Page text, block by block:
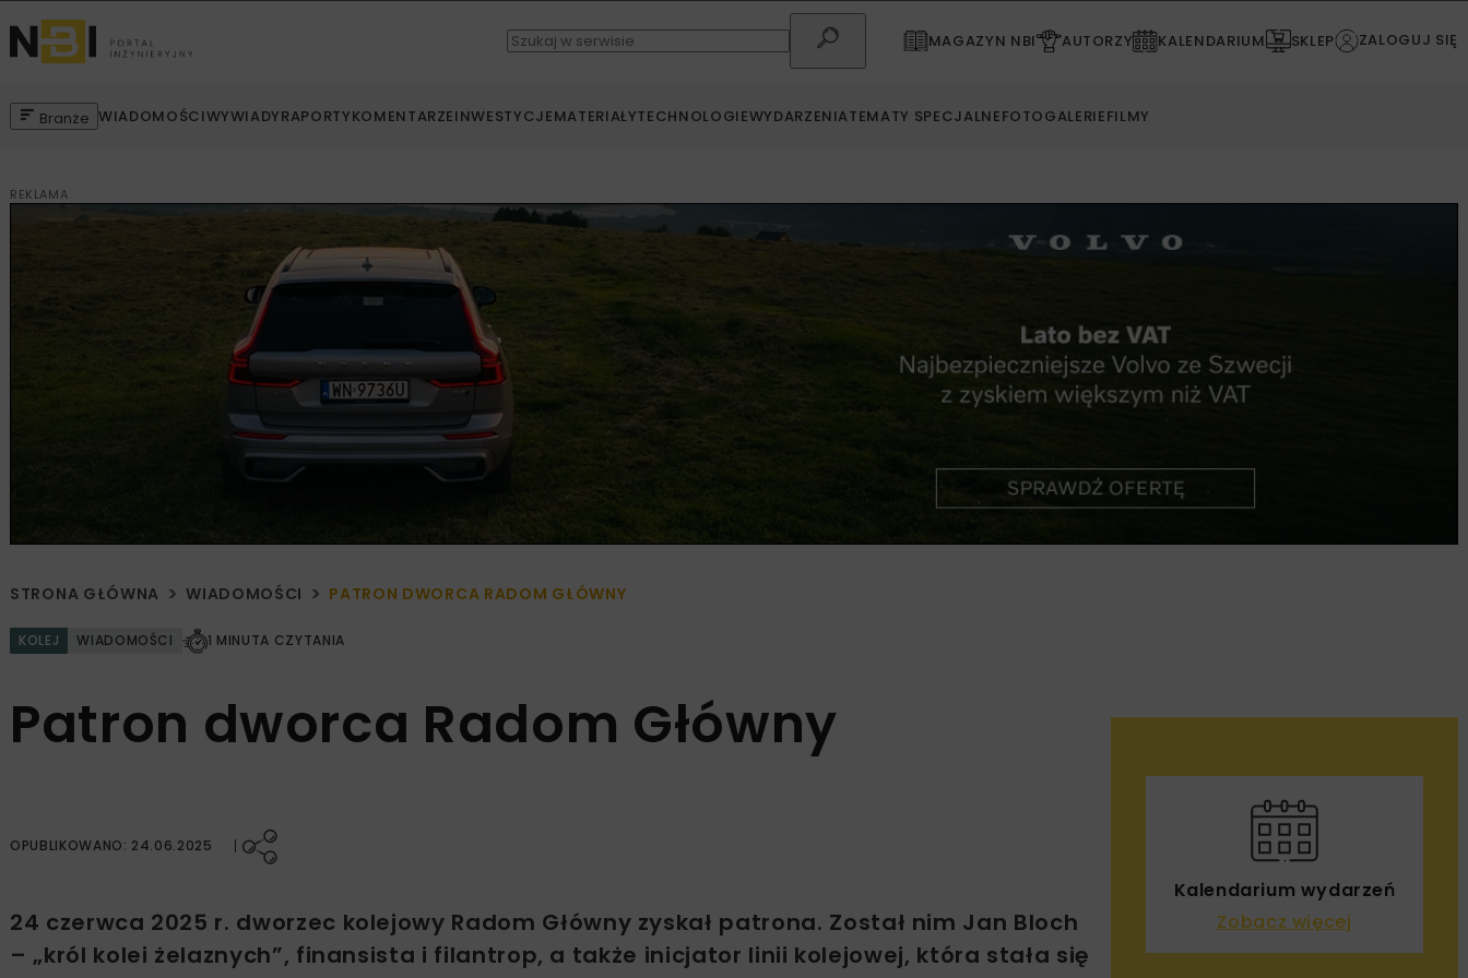
MAGAZYN NBI AUTORZY KALENDARIUM SKLEP ZALOGUJ SIĘ
Branże WIADOMOŚCIWYWIADYRAPORTYKOMENTARZEINWESTYCJEMATERIAŁYTECHNOLOGIEWYDARZENIATEMATY SPECJALNEFOTOGALERIEFILMY
REKLAMA
STRONA GŁÓWNA WIADOMOŚCI PATRON DWORCA RADOM GŁÓWNY
KOLEJ WIADOMOŚCI 1 MINUTA CZYTANIA
Patron dworca Radom Główny
OPUBLIKOWANO: 24.06.2025
24 czerwca 2025 r. dworzec kolejowy Radom Główny zyskał patrona. Został nim Jan Bloch
– „król kolei żelaznych”, finansista i filantrop, a także inicjator linii kolejowej, która stała się
Kalendarium wydarzeń
Zobacz więcej